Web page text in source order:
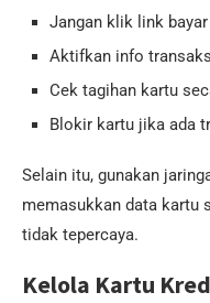
Jangan klik link
Aktifkan info
Cek tagihan kartu
Blokir kartu jika ada
Selain itu, gunakan
memasukkan data kartu
tidak tepercaya.
Kelola Kartu